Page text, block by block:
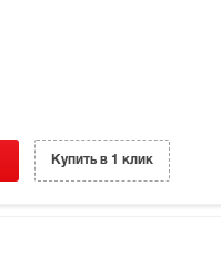
Купить в 1 клик